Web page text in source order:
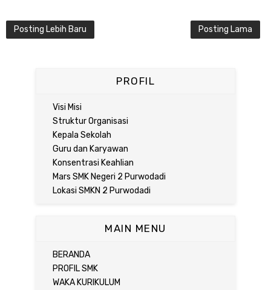
Posting Lebih Baru Posting Lama
PROFIL
Visi Misi
Struktur Organisasi
Kepala Sekolah
Guru dan Karyawan
Konsentrasi Keahlian
Mars SMK Negeri 2 Purwodadi
Lokasi SMKN 2 Purwodadi
MAIN MENU
BERANDA
PROFIL SMK
WAKA KURIKULUM